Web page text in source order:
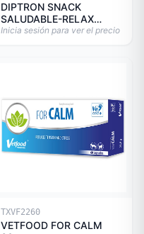
DIPTRON SNACK
SALUDABLE-RELAX
150GR
Inicia sesión para ver el precio
TXVF2260
VETFOOD FOR CALM